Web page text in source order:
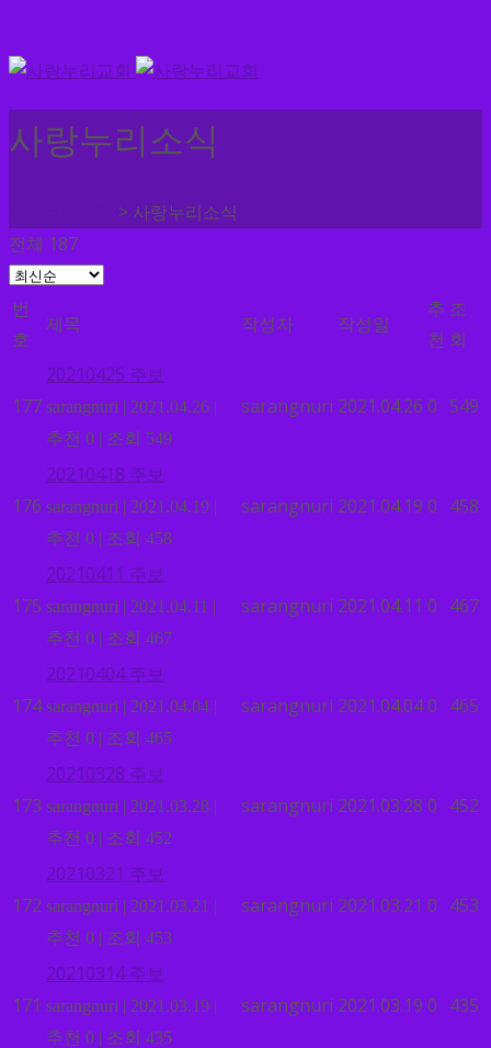
사랑누리소식
> 사랑누리소식
전체 187
번
호
제목 작성자 작성일
추
천
조
회
177
20210425 주보
sarangnuri | 2021.04.26 |
추천 0 | 조회 549
sarangnuri 2021.04.26 0 549
176
20210418 주보
sarangnuri | 2021.04.19 |
추천 0 | 조회 458
sarangnuri 2021.04.19 0 458
175
20210411 주보
sarangnuri | 2021.04.11 |
추천 0 | 조회 467
sarangnuri 2021.04.11 0 467
174
20210404 주보
sarangnuri | 2021.04.04 |
추천 0 | 조회 465
sarangnuri 2021.04.040 465
173
20210328 주보
sarangnuri | 2021.03.28 |
추천 0 | 조회 452
sarangnuri 2021.03.28 0 452
172
20210321 주보
sarangnuri | 2021.03.21 |
추천 0 | 조회 453
sarangnuri 2021.03.21 0 453
171
20210314 주보
sarangnuri | 2021.03.19 |
추천 0 | 조회 435
sarangnuri 2021.03.19 0 435